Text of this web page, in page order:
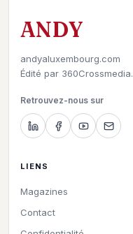
ANDY
andyaluxembourg.com
Édité par 360Crossmedia.
Retrouvez-nous sur
LIENS
Magazines
Contact